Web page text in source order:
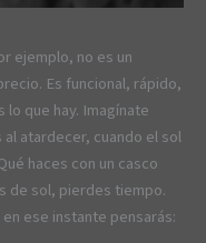
ejemplo, no es un
Es funcional, rápido,
que hay. Imagínate
atardecer, cuando el sol
haces con un casco
de sol, pierdes tiempo.
ese instante pensarás: